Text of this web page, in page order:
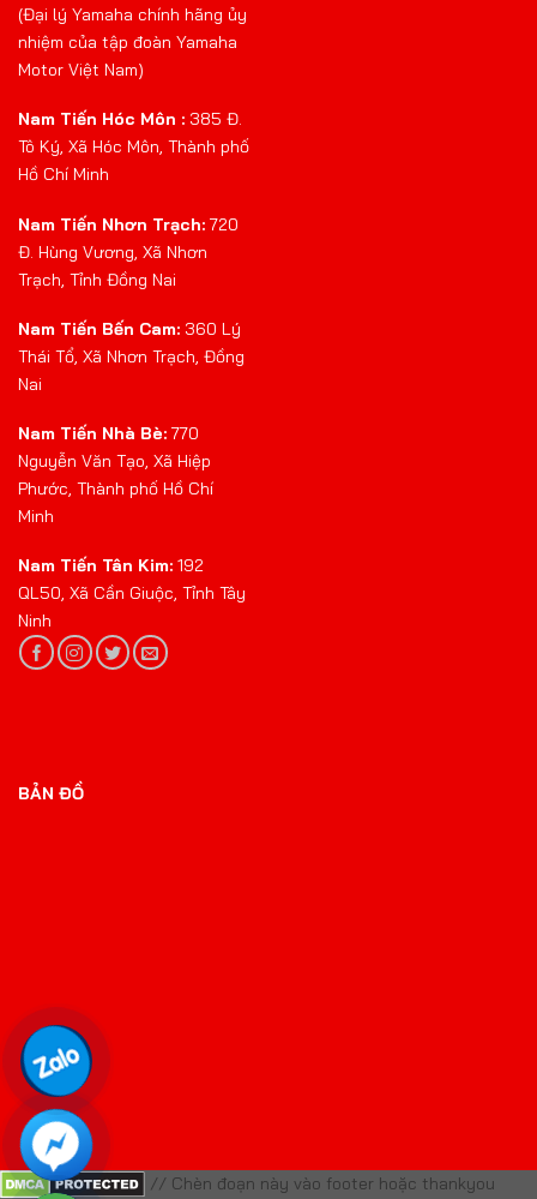
(Đại lý Yamaha chính hãng ủy
nhiệm của tập đoàn Yamaha
Motor Việt Nam)
Nam Tiến Hóc Môn : 385 Đ.
Tô Ký, Xã Hóc Môn, Thành phố
Hồ Chí Minh
Nam Tiến Nhơn Trạch: 720
Đ. Hùng Vương, Xã Nhơn
Trạch, Tỉnh Đồng Nai
Nam Tiến Bến Cam: 360 Lý
Thái Tổ, Xã Nhơn Trạch, Đồng
Nai
Nam Tiến Nhà Bè: 770
Nguyễn Văn Tạo, Xã Hiệp
Phước, Thành phố Hồ Chí
Minh
Nam Tiến Tân Kim: 192
QL50, Xã Cần Giuộc, Tỉnh Tây
Ninh
BẢN ĐỒ
// Chèn đoạn này vào footer hoặc thankyou